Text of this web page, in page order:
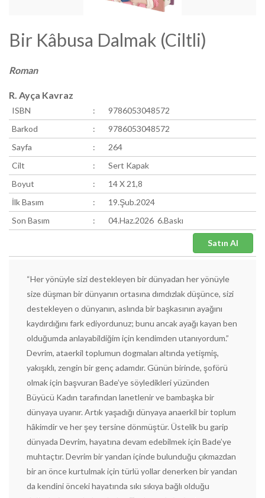
Bir Kâbusa Dalmak (Ciltli)
Roman
R. Ayça Kavraz
ISBN :
9786053048572
Barkod
:
9786053048572
Sayfa
:
264
Cilt
:
Sert Kapak
Boyut
:
14 X 21,8
İlk Basım
:
19.Şub.2024
Son Basım
: 04.Haz.2026 6.Baskı
“Her yönüyle sizi destekleyen bir dünyadan her yönüyle
size düşman bir dünyanın ortasına dımdızlak düşünce, sizi
destekleyen o dünyanın, aslında bir başkasının ayağını
kaydırdığını fark ediyordunuz; bunu ancak ayağı kayan ben
olduğumda anlayabildiğim için kendimden utanıyordum.”
Devrim, ataerkil toplumun dogmaları altında yetişmiş,
yakışıklı, zengin bir genç adamdır. Günün birinde, şoförü
olmak için başvuran Bade’ye söyledikleri yüzünden
Büyücü Kadın tarafından lanetlenir ve bambaşka bir
dünyaya uyanır. Artık yaşadığı dünyaya anaerkil bir toplum
hâkimdir ve her şey tersine dönmüştür. Üstelik bu garip
dünyada Devrim, hayatına devam edebilmek için Bade’ye
muhtaçtır. Devrim bir yandan içinde bulunduğu çıkmazdan
bir an önce kurtulmak için türlü yollar denerken bir yandan
da kendini önceki hayatında sıkı sıkıya bağlı olduğu